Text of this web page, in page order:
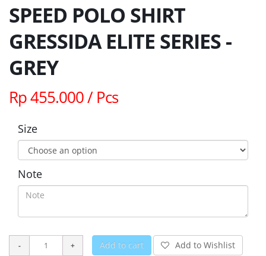
SPEED POLO SHIRT
GRESSIDA ELITE SERIES -
GREY
Rp 455.000 / Pcs
Size
Note
Add to cart Add to Wishlist